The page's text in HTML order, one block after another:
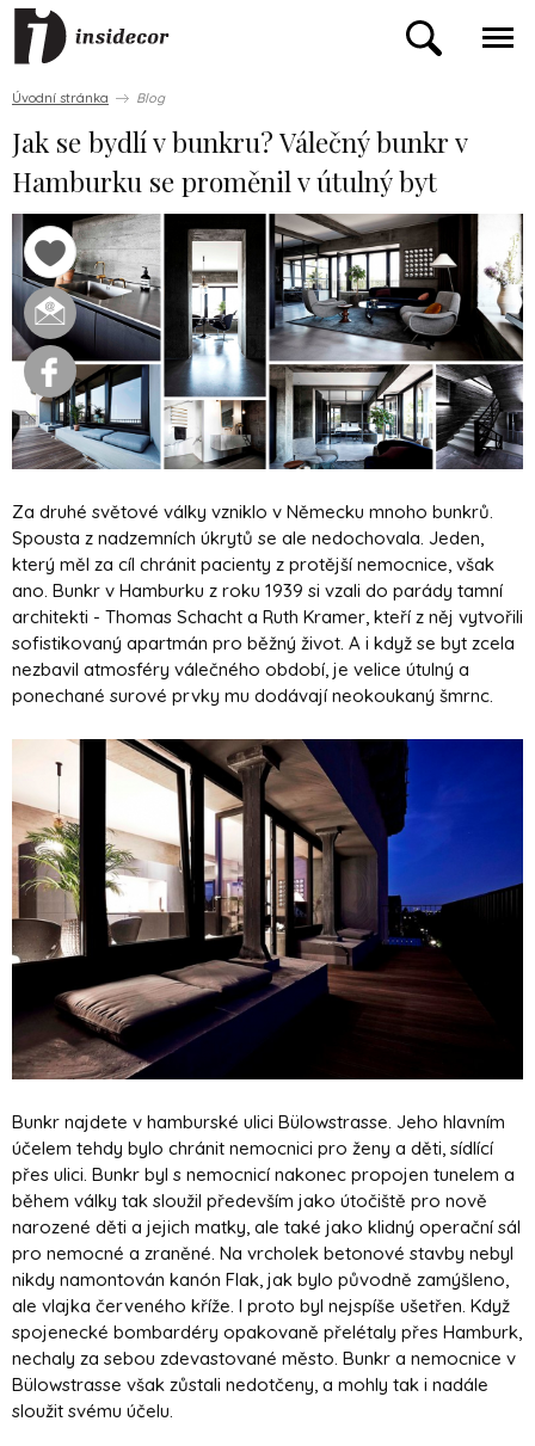
Úvodní stránka Blog
Jak se bydlí v bunkru? Válečný bunkr v
Hamburku se proměnil v útulný byt
Za druhé světové války vzniklo v Německu mnoho bunkrů.
Spousta z nadzemních úkrytů se ale nedochovala. Jeden,
který měl za cíl chránit pacienty z protější nemocnice, však
ano. Bunkr v Hamburku z roku 1939 si vzali do parády tamní
architekti - Thomas Schacht a Ruth Kramer, kteří z něj vytvořili
sofistikovaný apartmán pro běžný život. A i když se byt zcela
nezbavil atmosféry válečného období, je velice útulný a
ponechané surové prvky mu dodávají neokoukaný šmrnc.
Bunkr najdete v hamburské ulici Bülowstrasse. Jeho hlavním
účelem tehdy bylo chránit nemocnici pro ženy a děti, sídlící
přes ulici. Bunkr byl s nemocnicí nakonec propojen tunelem a
během války tak sloužil především jako útočiště pro nově
narozené děti a jejich matky, ale také jako klidný operační sál
pro nemocné a zraněné. Na vrcholek betonové stavby nebyl
nikdy namontován kanón Flak, jak bylo původně zamýšleno,
ale vlajka červeného kříže. I proto byl nejspíše ušetřen. Když
spojenecké bombardéry opakovaně přelétaly přes Hamburk,
nechaly za sebou zdevastované město. Bunkr a nemocnice v
Bülowstrasse však zůstali nedotčeny, a mohly tak i nadále
sloužit svému účelu.